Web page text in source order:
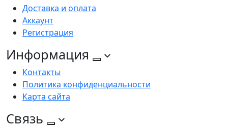
Доставка и оплата
Аккаунт
Регистрация
Информация
Контакты
Политика конфиденциальности
Карта сайта
Связь